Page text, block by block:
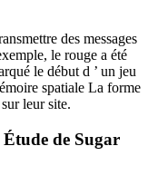
des messages
le rouge a été
le début d ’ un jeu
spatiale La forme
leur site.
Étude de Sugar